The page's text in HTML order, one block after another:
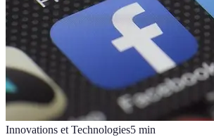
Innovations et Technologies5 min